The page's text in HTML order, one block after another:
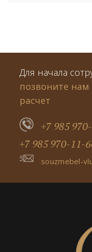
Для начала
позвоните
расчет
+7 985
+7 985 970-11-
souzmebel-